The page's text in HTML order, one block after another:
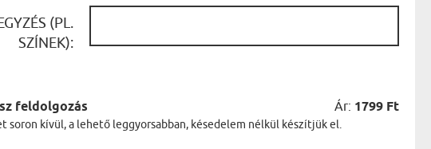
(PL.
SZÍNEK):
feldolgozás Ár: 1799 Ft
soron kívül, a lehető leggyorsabban, késedelem nélkül készítjük el.